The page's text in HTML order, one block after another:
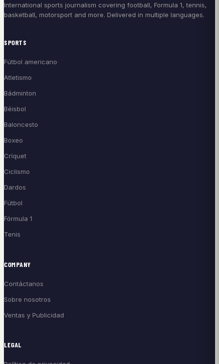
International sports journalism covering football, Formula 1, tennis,
basketball, motorsport and more. Delivered in multiple languages.
SPORTS
Fútbol americano
Atletismo
Bádminton
Béisbol
Baloncesto
Boxeo
Críquet
Ciclismo
Dardos
Fútbol
Fórmula 1
Tenis
COMPANY
Contáctanos
Sobre nosotros
Ventas y Publicidad
LEGAL